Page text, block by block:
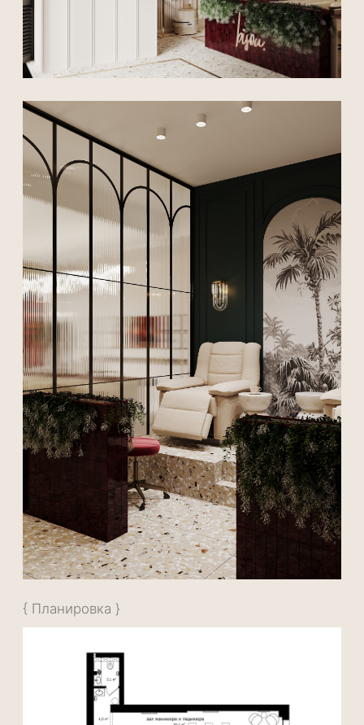
{ Планировка }
Мы воплощаем ваши мечты в реальность
— точно по визуализации.
Когда мы беремся за ремонт по нашему
дизайн-проекту, для нас важно не просто
«сделать красиво», а точно воплотить
задуманное. Мы стремимся, чтобы каждый
элемент интерьера был максимально
приближен к той самой визуализации,
которую вы одобрили на этапе
Почему это важно?
Это отражение ваших ожиданий, вашего
стиля и характера пространства. Именно
поэтому мы тщательно подбираем
материалы, следим за деталями и держим
под контролем каждый этап работ.
Гармонично соединяем
в проектах эстетику,
функциональность, ресурсы
и возможности пространства
{ До/после }